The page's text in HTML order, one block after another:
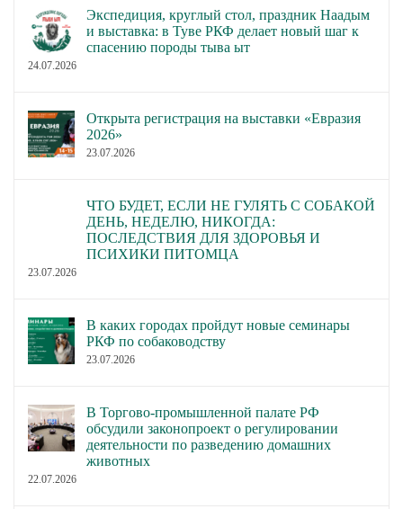
Экспедиция, круглый стол, праздник Наадым
и выставка: в Туве РКФ делает новый шаг к
спасению породы тыва ыт
24.07.2026
Открыта регистрация на выставки «Евразия
2026»
23.07.2026
ЧТО БУДЕТ, ЕСЛИ НЕ ГУЛЯТЬ С СОБАКОЙ
ДЕНЬ, НЕДЕЛЮ, НИКОГДА:
ПОСЛЕДСТВИЯ ДЛЯ ЗДОРОВЬЯ И
ПСИХИКИ ПИТОМЦА
23.07.2026
В каких городах пройдут новые семинары
РКФ по собаководству
23.07.2026
В Торгово-промышленной палате РФ
обсудили законопроект о регулировании
деятельности по разведению домашних
животных
22.07.2026